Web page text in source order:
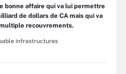
bonne affaire qui va lui permettre
de dollars de CA mais qui va
recouvrements.
infrastructures